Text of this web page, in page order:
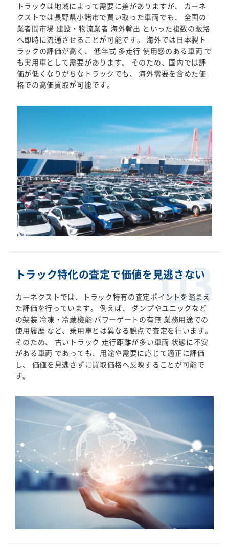
トラックは地域によって需要に差がありますが、 カーネ
クストでは長野県小諸市で買い取った車両でも、 全国の
業者間市場 建設・物流業者 海外輸出 といった複数の販路
へ即時に流通させることが可能です。 海外では日本製ト
ラックの評価が高く、 低年式 多走行 使用感のある車両 で
も実用車として需要があります。 そのため、国内では評
価が低くなりがちなトラックでも、 海外需要を含めた価
格での高価買取が可能です。
トラック特化の査定で価値を見逃さない
カーネクストでは、トラック特有の査定ポイントを踏まえ
た評価を行っています。 例えば、 ダンプやユニックなど
の架装 冷凍・冷蔵機能 パワーゲートの有無 業務用途での
使用履歴 など、乗用車とは異なる観点で査定を行います。
そのため、 古いトラック 走行距離が多い車両 状態に不安
がある車両 であっても、用途や需要に応じて適正に評価
し、 価値を見逃さずに買取価格へ反映することが可能で
す。